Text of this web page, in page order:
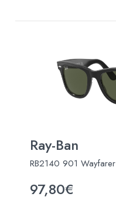
Ray-Ban
RB2140 901 Wayfarer
97,80€